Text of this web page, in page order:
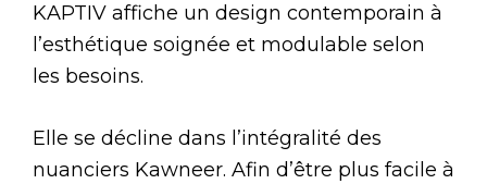
KAPTIV affiche un design contemporain à
l’esthétique soignée et modulable selon
les besoins.
Elle se décline dans l’intégralité des
nuanciers Kawneer. Afin d’être plus facile à